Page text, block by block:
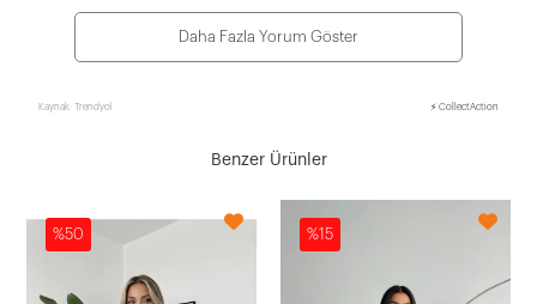
Daha Fazla Yorum Göster
Kaynak: Trendyol ⚡ CollectAction
Benzer Ürünler
%50 %15